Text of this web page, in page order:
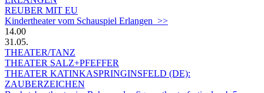
REUBER MIT EU
Kindertheater vom Schauspiel Erlangen >>
14.00
31.05.
THEATER/TANZ
THEATER SALZ+PFEFFER
THEATER KATINKASPRINGINSFELD (DE):
ZAUBERZEICHEN